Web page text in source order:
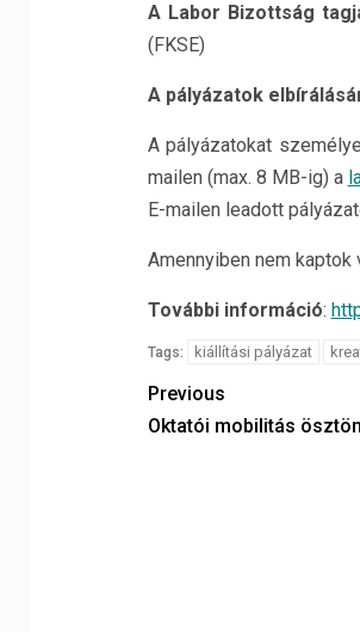
A Labor Bizottság
(FKSE)
A pályázatok
A pályázatokat
mailen (max. 8 MB-ig) a
E-mailen leadott
Amennyiben nem
További információ:
Tags: kiállítási pályázat
Previous
Oktatói mobilitás